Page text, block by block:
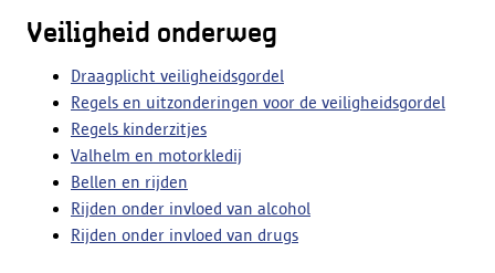
Veiligheid onderweg
Draagplicht veiligheidsgordel
Regels en uitzonderingen voor de veiligheidsgordel
Regels kinderzitjes
Valhelm en motorkledij
Bellen en rijden
Rijden onder invloed van alcohol
Rijden onder invloed van drugs